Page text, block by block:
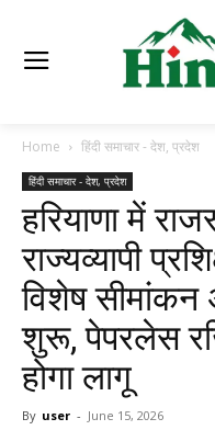
Home हिंदी समाचार - देश, प्रदेश
हिंदी समाचार - देश, प्रदेश
हरियाणा में
राज्यव्यापी
विशेष सीमांकन
शुरू, पेपरलेस
होगा लागू
By user - June 15, 2026